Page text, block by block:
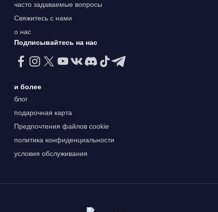
часто задаваемые вопросы
Свяжитесь с нами
о нас
Подписывайтесь на нас
и более
блог
подарочная карта
Предпочтения файлов cookie
политика конфиденциальности
условия обслуживания